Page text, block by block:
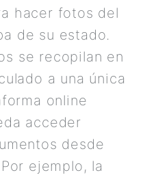
hacer fotos del
de su estado.
se recopilan en
a una única
online
acceder
desde
ejemplo, la